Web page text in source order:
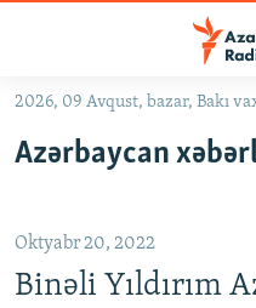
Əsas
qayıt
qayıt
Axtarışa
#ƏSLINDƏ
2026, 09 Avqust, bazar, Bakı
Azərbaycan
Oktyabr 20, 2022
Binəli Yıldırım